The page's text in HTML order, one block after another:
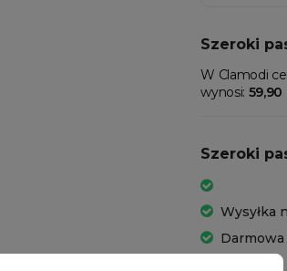
Szeroki
W Clamodi
wynosi: 59,90
Szeroki
Wysyłka